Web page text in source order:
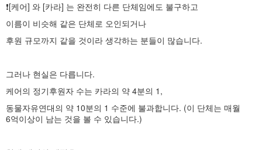
❗️[케어] 와 [카라] 는 완전히 다른 단체임에도 불구하고
이름이 비슷해 같은 단체로 오인되거나
후원 규모까지 같을 것이라 생각하는 분들이 많습니다.
그러나 현실은 다릅니다.
케어의 정기후원자 수는 카라의 약 4분의 1,
동물자유연대의 약 10분의 1 수준에 불과합니다. (이 단체는 매월
6억이상이 남는 것을 볼 수 있습니다.)